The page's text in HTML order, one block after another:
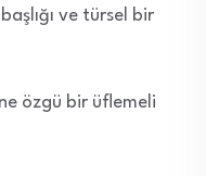
ve türsel bir
özgü bir üflemeli